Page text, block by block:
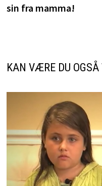
sin fra mamma!
KAN VÆRE DU